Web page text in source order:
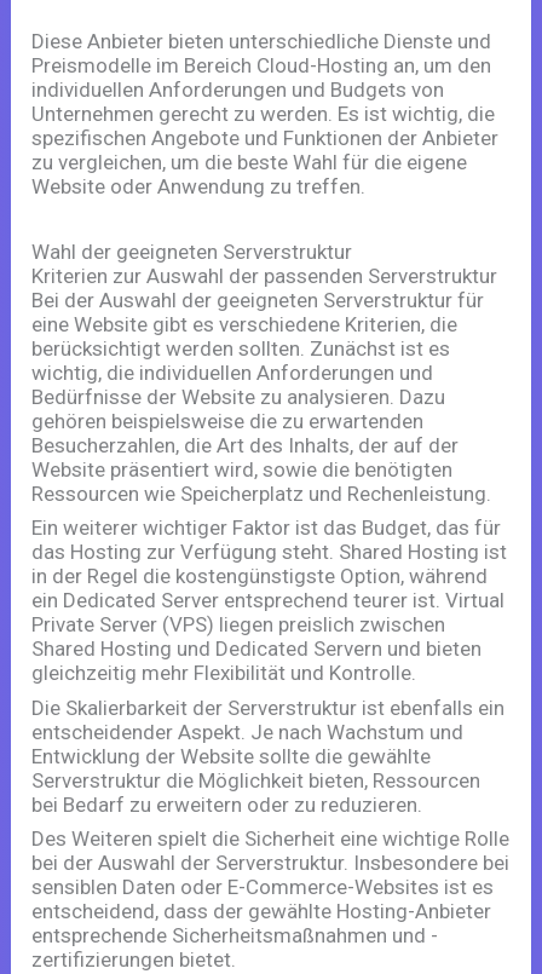
Diese Anbieter bieten unterschiedliche Dienste und
Preismodelle im Bereich Cloud-Hosting an, um den
individuellen Anforderungen und Budgets von
Unternehmen gerecht zu werden. Es ist wichtig, die
spezifischen Angebote und Funktionen der Anbieter
zu vergleichen, um die beste Wahl für die eigene
Website oder Anwendung zu treffen.
Wahl der geeigneten Serverstruktur
Kriterien zur Auswahl der passenden Serverstruktur
Bei der Auswahl der geeigneten Serverstruktur für
eine Website gibt es verschiedene Kriterien, die
berücksichtigt werden sollten. Zunächst ist es
wichtig, die individuellen Anforderungen und
Bedürfnisse der Website zu analysieren. Dazu
gehören beispielsweise die zu erwartenden
Besucherzahlen, die Art des Inhalts, der auf der
Website präsentiert wird, sowie die benötigten
Ressourcen wie Speicherplatz und Rechenleistung.
Ein weiterer wichtiger Faktor ist das Budget, das für
das Hosting zur Verfügung steht. Shared Hosting ist
in der Regel die kostengünstigste Option, während
ein Dedicated Server entsprechend teurer ist. Virtual
Private Server (VPS) liegen preislich zwischen
Shared Hosting und Dedicated Servern und bieten
gleichzeitig mehr Flexibilität und Kontrolle.
Die Skalierbarkeit der Serverstruktur ist ebenfalls ein
entscheidender Aspekt. Je nach Wachstum und
Entwicklung der Website sollte die gewählte
Serverstruktur die Möglichkeit bieten, Ressourcen
bei Bedarf zu erweitern oder zu reduzieren.
Des Weiteren spielt die Sicherheit eine wichtige Rolle
bei der Auswahl der Serverstruktur. Insbesondere bei
sensiblen Daten oder E-Commerce-Websites ist es
entscheidend, dass der gewählte Hosting-Anbieter
entsprechende Sicherheitsmaßnahmen und -
zertifizierungen bietet.